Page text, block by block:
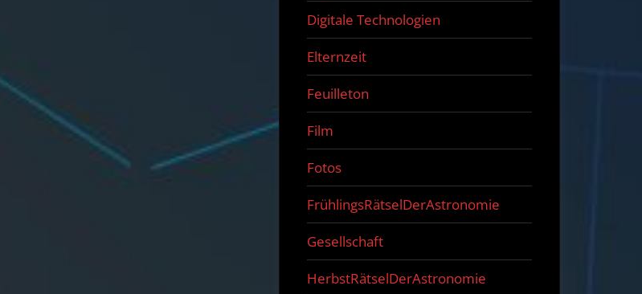
Digitale Technologien
Elternzeit
Feuilleton
Film
Fotos
FrühlingsRätselDerAstronomie
Gesellschaft
HerbstRätselDerAstronomie